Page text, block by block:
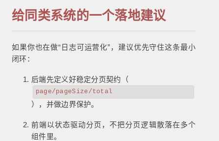
给同类系统的一个落地建议
如果你也在做“日志可运营化”，建议优先守住这条最小
闭环：
后端先定义好稳定分页契约（
page/pageSize/total
），并做边界保护。
前端以状态驱动分页，不把分页逻辑散落在多个
组件里。